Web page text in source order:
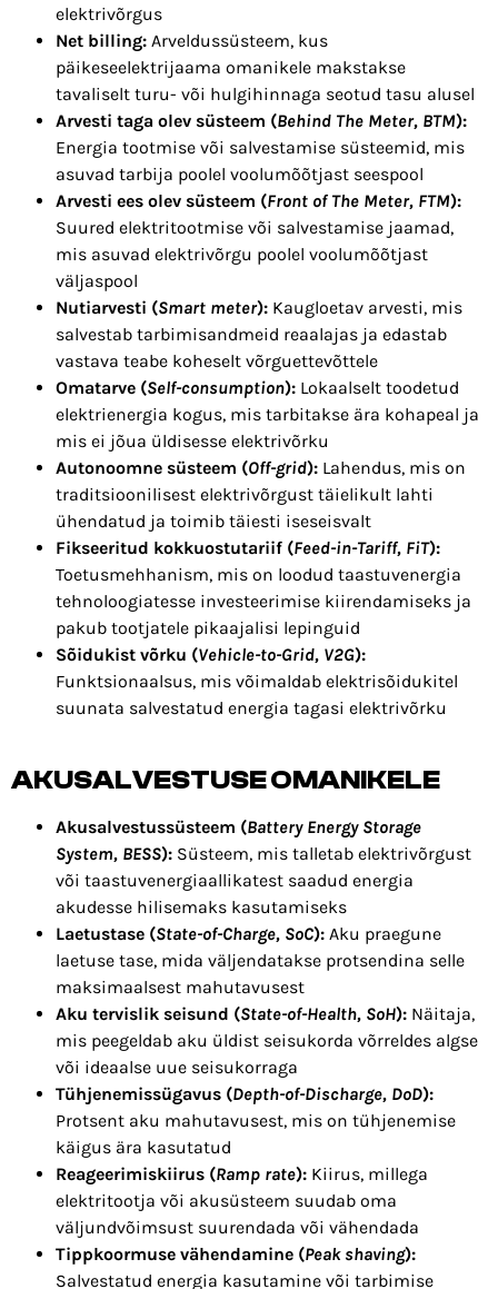
elektrivõrgus
Net billing: Arveldussüsteem, kus
päikeseelektrijaama omanikele makstakse
tavaliselt turu- või hulgihinnaga seotud tasu alusel
Arvesti taga olev süsteem (Behind The Meter, BTM):
Energia tootmise või salvestamise süsteemid, mis
asuvad tarbija poolel voolumõõtjast seespool
Arvesti ees olev süsteem (Front of The Meter, FTM):
Suured elektritootmise või salvestamise jaamad,
mis asuvad elektrivõrgu poolel voolumõõtjast
väljaspool
Nutiarvesti (Smart meter): Kaugloetav arvesti, mis
salvestab tarbimisandmeid reaalajas ja edastab
vastava teabe koheselt võrguettevõttele
Omatarve (Self-consumption): Lokaalselt toodetud
elektrienergia kogus, mis tarbitakse ära kohapeal ja
mis ei jõua üldisesse elektrivõrku
Autonoomne süsteem (Off-grid): Lahendus, mis on
traditsioonilisest elektrivõrgust täielikult lahti
ühendatud ja toimib täiesti iseseisvalt
Fikseeritud kokkuostutariif (Feed-in-Tariff, FiT):
Toetusmehhanism, mis on loodud taastuvenergia
tehnoloogiatesse investeerimise kiirendamiseks ja
pakub tootjatele pikaajalisi lepinguid
Sõidukist võrku (Vehicle-to-Grid, V2G):
Funktsionaalsus, mis võimaldab elektrisõidukitel
suunata salvestatud energia tagasi elektrivõrku
AKUSALVESTUSE OMANIKELE
Akusalvestussüsteem (Battery Energy Storage
System, BESS): Süsteem, mis talletab elektrivõrgust
või taastuvenergiaallikatest saadud energia
akudesse hilisemaks kasutamiseks
Laetustase (State-of-Charge, SoC): Aku praegune
laetuse tase, mida väljendatakse protsendina selle
maksimaalsest mahutavusest
Aku tervislik seisund (State-of-Health, SoH): Näitaja,
mis peegeldab aku üldist seisukorda võrreldes algse
või ideaalse uue seisukorraga
Tühjenemissügavus (Depth-of-Discharge, DoD):
Protsent aku mahutavusest, mis on tühjenemise
käigus ära kasutatud
Reageerimiskiirus (Ramp rate): Kiirus, millega
elektritootja või akusüsteem suudab oma
väljundvõimsust suurendada või vähendada
Tippkoormuse vähendamine (Peak shaving):
Salvestatud energia kasutamine või tarbimise